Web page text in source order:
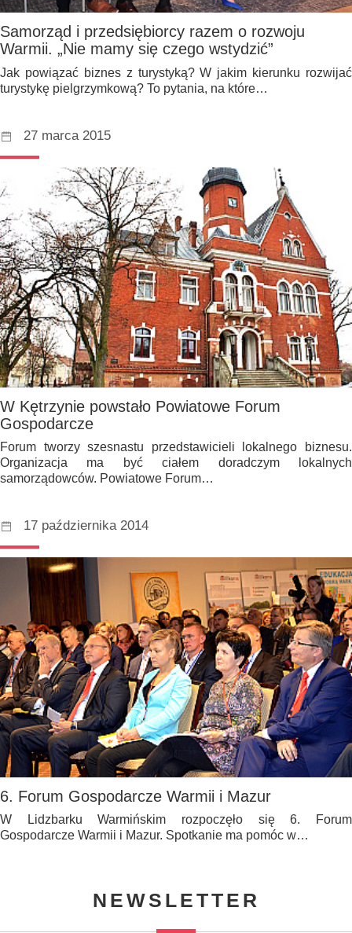
Samorząd i przedsiębiorcy razem o rozwoju
Warmii. „Nie mamy się czego wstydzić”
Jak powiązać biznes z turystyką? W jakim kierunku rozwijać
turystykę pielgrzymkową? To pytania, na które…
27 marca 2015
W Kętrzynie powstało Powiatowe Forum
Gospodarcze
Forum tworzy szesnastu przedstawicieli lokalnego biznesu.
Organizacja ma być ciałem doradczym lokalnych
samorządowców. Powiatowe Forum…
17 października 2014
6. Forum Gospodarcze Warmii i Mazur
W Lidzbarku Warmińskim rozpoczęło się 6. Forum
Gospodarcze Warmii i Mazur. Spotkanie ma pomóc w…
NEWSLETTER